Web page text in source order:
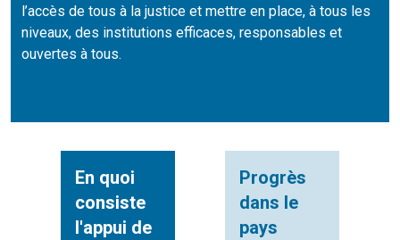
l’accès de tous à la justice et mettre en place, à tous les
niveaux, des institutions efficaces, responsables et
ouvertes à tous.
En quoi
consiste
l'appui de
Progrès
dans le
pays